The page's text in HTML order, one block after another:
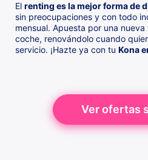
El renting es la mejor forma de
sin preocupaciones y con todo
mensual. Apuesta por una
coche, renovándolo cuando
servicio. ¡Hazte ya con tu Kona
Ver ofertas